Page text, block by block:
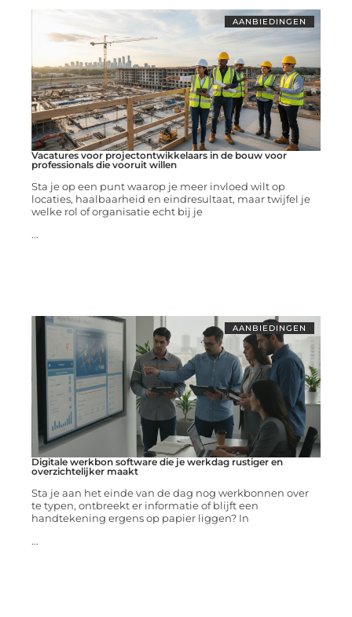
AANBIEDINGEN
Vacatures voor projectontwikkelaars in de bouw voor
professionals die vooruit willen
Sta je op een punt waarop je meer invloed wilt op
locaties, haalbaarheid en eindresultaat, maar twijfel je
welke rol of organisatie echt bij je
...
AANBIEDINGEN
Digitale werkbon software die je werkdag rustiger en
overzichtelijker maakt
Sta je aan het einde van de dag nog werkbonnen over
te typen, ontbreekt er informatie of blijft een
handtekening ergens op papier liggen? In
...